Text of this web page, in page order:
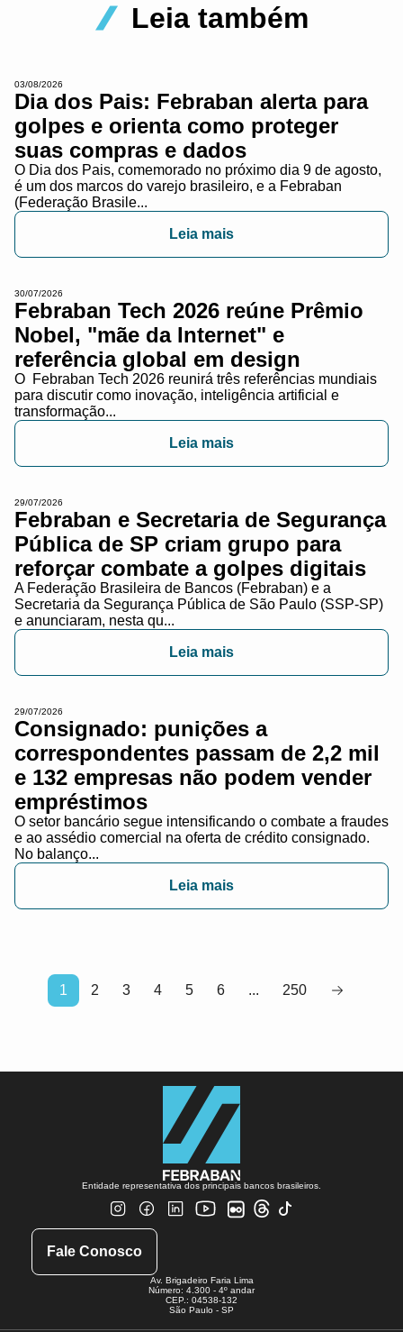
Leia também
03/08/2026
Dia dos Pais: Febraban alerta para
golpes e orienta como proteger
suas compras e dados
O Dia dos Pais, comemorado no próximo dia 9 de agosto,
é um dos marcos do varejo brasileiro, e a Febraban
(Federação Brasile...
Leia mais
30/07/2026
Febraban Tech 2026 reúne Prêmio
Nobel, "mãe da Internet" e
referência global em design
O Febraban Tech 2026 reunirá três referências mundiais
para discutir como inovação, inteligência artificial e
transformação...
Leia mais
29/07/2026
Febraban e Secretaria de Segurança
Pública de SP criam grupo para
reforçar combate a golpes digitais
A Federação Brasileira de Bancos (Febraban) e a
Secretaria da Segurança Pública de São Paulo (SSP-SP)
e anunciaram, nesta qu...
Leia mais
29/07/2026
Consignado: punições a
correspondentes passam de 2,2 mil
e 132 empresas não podem vender
empréstimos
O setor bancário segue intensificando o combate a fraudes
e ao assédio comercial na oferta de crédito consignado.
No balanço...
Leia mais
1 2 3 4 5 6 ... 250
Entidade representativa dos principais bancos brasileiros.
Fale Conosco
Av. Brigadeiro Faria Lima
Número: 4.300 - 4º andar
CEP.: 04538-132
São Paulo - SP